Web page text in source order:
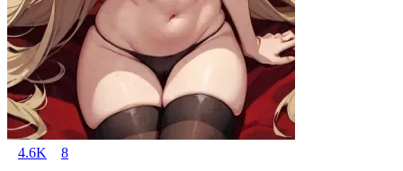
4.6K 8